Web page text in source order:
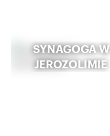
SYNAGOGA W
JEROZOLIMIE